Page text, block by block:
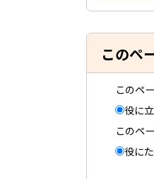
このペ
このペ
役に
このペ
役に